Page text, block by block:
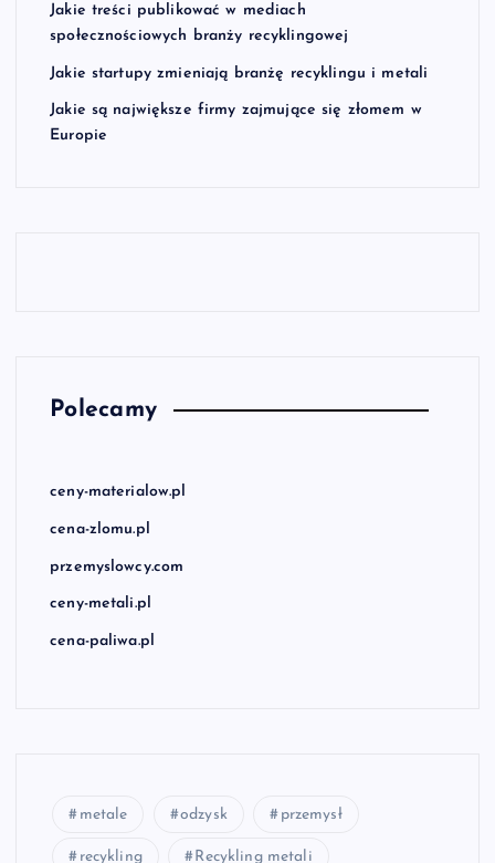
Jakie treści publikować w mediach
społecznościowych branży recyklingowej
Jakie startupy zmieniają branżę recyklingu i metali
Jakie są największe firmy zajmujące się złomem w
Europie
Polecamy
ceny-materialow.pl
cena-zlomu.pl
przemyslowcy.com
ceny-metali.pl
cena-paliwa.pl
metale odzysk przemysł
recykling Recykling metali